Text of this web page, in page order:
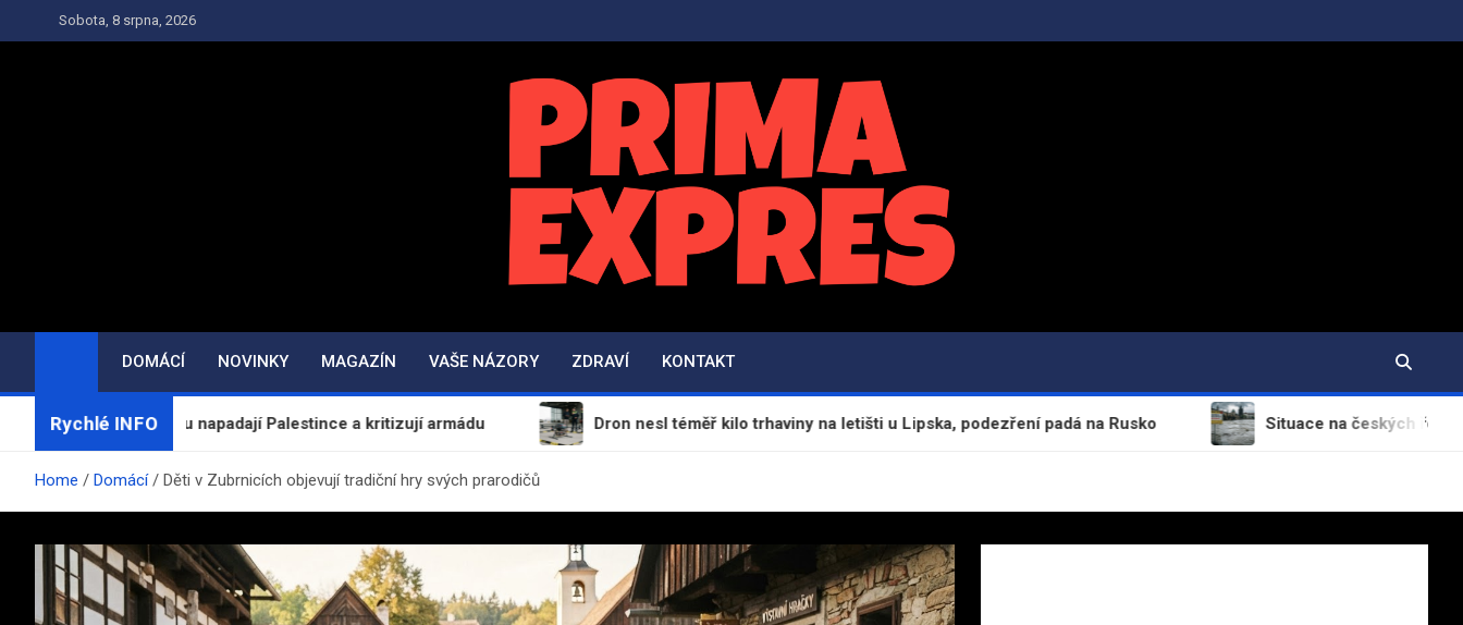
to
Sobota, 8 srpna, 2026
PrimaExpres.cz
DOMÁCÍ NOVINKY MAGAZÍN VAŠE NÁZORY ZDRAVÍ KONTAKT
Rychlé INFO
břehu napadají Palestince a kritizují armádu Dron nesl téměř kilo trhaviny na letišti u Lipska, podezření padá na Rusko Situace na českých řekách není
Home Domácí Děti v Zubrnicích objevují tradiční hry svých prarodičů